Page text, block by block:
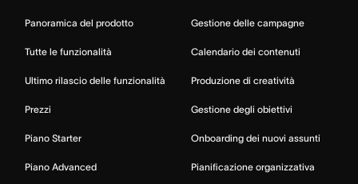
Panoramica del prodotto
Tutte le funzionalità
Ultimo rilascio delle funzionalità
Prezzi
Piano Starter
Piano Advanced
Gestione delle campagne
Calendario dei contenuti
Produzione di creatività
Gestione degli obiettivi
Onboarding dei nuovi assunti
Pianificazione organizzativa